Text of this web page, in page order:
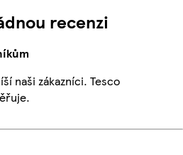
recenzi
naši zákazníci. Tesco